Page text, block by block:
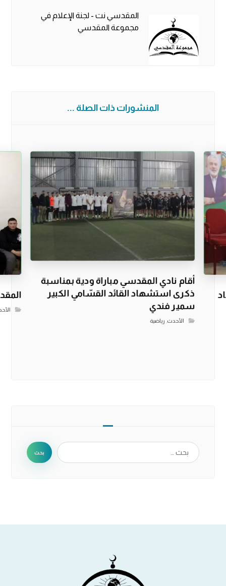
المقدسي نت - لجنة الإعلام في
مجموعة المقدسي
المنشورات ذات الصلة ...
أقام نادي المقدسي مباراة ودية بمناسبة
ذكرى استشهاد القائد القسّامي الكبير
سمير فندي
الأحدث, رياضية
بحث